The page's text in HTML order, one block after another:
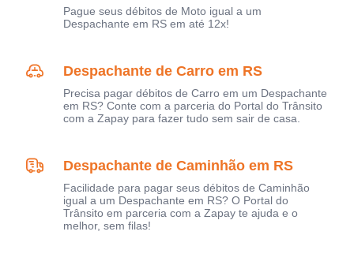
Pague seus débitos de Moto igual a um
Despachante em RS em até 12x!
Despachante de Carro em RS
Precisa pagar débitos de Carro em um Despachante
em RS? Conte com a parceria do Portal do Trânsito
com a Zapay para fazer tudo sem sair de casa.
Despachante de Caminhão em RS
Facilidade para pagar seus débitos de Caminhão
igual a um Despachante em RS? O Portal do
Trânsito em parceria com a Zapay te ajuda e o
melhor, sem filas!